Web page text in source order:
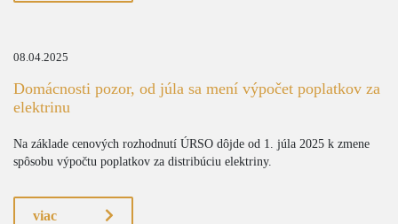
08.04.2025
Domácnosti pozor, od júla sa mení výpočet poplatkov za
elektrinu
Na základe cenových rozhodnutí ÚRSO dôjde od 1. júla 2025 k zmene
spôsobu výpočtu poplatkov za distribúciu elektriny.
viac